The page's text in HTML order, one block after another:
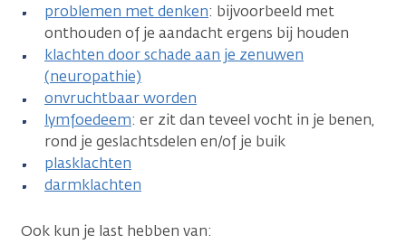
problemen met denken: bijvoorbeeld met
onthouden of je aandacht ergens bij houden
klachten door schade aan je zenuwen
(neuropathie)
onvruchtbaar worden
lymfoedeem: er zit dan teveel vocht in je benen,
rond je geslachtsdelen en/of je buik
plasklachten
darmklachten
Ook kun je last hebben van: